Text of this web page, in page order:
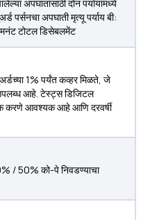
अपघातांसाठी दोन पर्यायांमध्ये
अपघाती मृत्यू पर्याय बी:
टोटल डिसेबलमेंट
1% पर्यंत कव्हर मिळते, जे
आहे. टेस्ट्स डिजिटल
करणे आवश्यक आहे आणि दरवर्षी
/ 50% को-पे निवडण्याचा